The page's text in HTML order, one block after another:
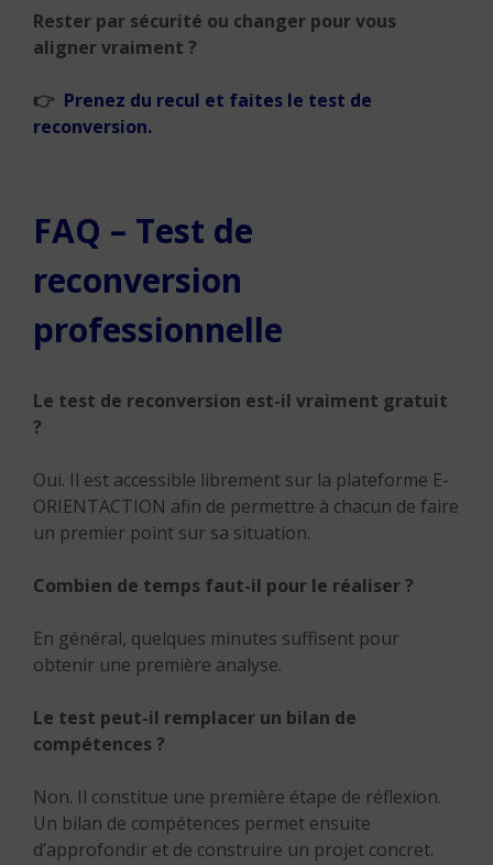
Rester par sécurité ou changer pour vous
aligner vraiment ?
👉 Prenez du recul et faites le test de
reconversion.
FAQ – Test de
reconversion
professionnelle
Le test de reconversion est-il vraiment gratuit
?
Oui. Il est accessible librement sur la plateforme E-
ORIENTACTION afin de permettre à chacun de faire
un premier point sur sa situation.
Combien de temps faut-il pour le réaliser ?
En général, quelques minutes suffisent pour
obtenir une première analyse.
Le test peut-il remplacer un bilan de
compétences ?
Non. Il constitue une première étape de réflexion.
Un bilan de compétences permet ensuite
d’approfondir et de construire un projet concret.